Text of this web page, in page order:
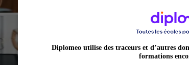
Diplomeo utilise des traceurs et d’autres
formations